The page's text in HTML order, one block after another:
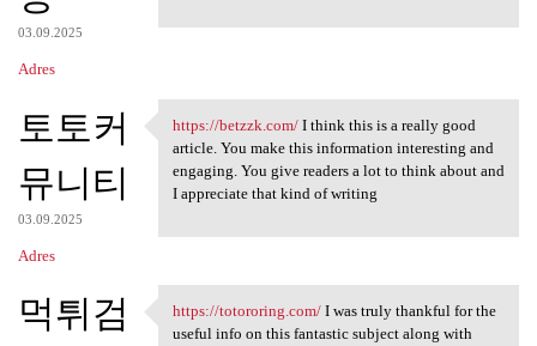
03.09.2025
Adres
토토커
뮤니티
03.09.2025
Adres
https://betzzk.com/ I think
https://betzzk.com/I think this is a really good
article. You make this information interesting and
engaging. You give readers a lot to think about and
I appreciate that kind of writing
먹튀검
https://totororing.com/ I was
https://totororing.com/I was truly thankful for the
useful info on this fantastic subject along with